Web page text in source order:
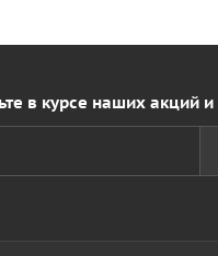
в курсе наших акций и